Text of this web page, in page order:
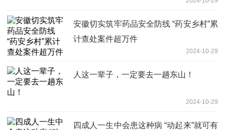
安徽切实筑牢药品安全防线 “药安乡村”累
计查处案件超万件
2024-10-29
人这一辈子，一定要去一趟东山！
2024-10-29
四成人一生中会患这种病 “动起来”就可有